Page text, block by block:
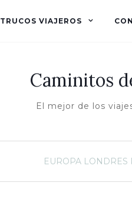
TRUCOS VIAJEROS
Caminitos
El mejor de los
EUROPA LONDRES